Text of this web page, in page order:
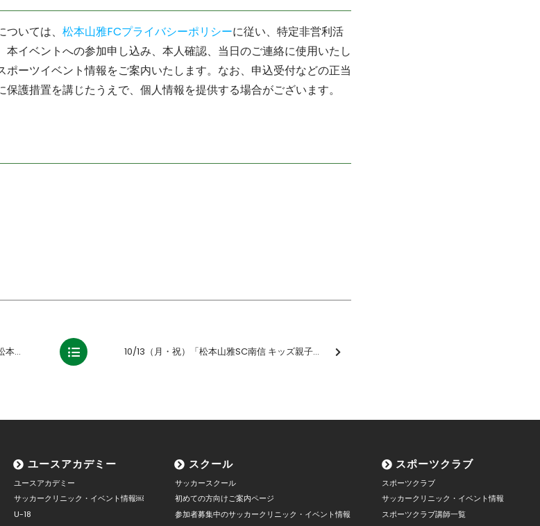
いては、 松本山雅FCプライバシーポリシーに従い、特定非営利活
イベントへの参加申し込み、本人確認、当日のご連絡に使用いたし
ーツイベント情報をご案内いたします。なお、申込受付などの正当
護措置を講じたうえで、個人情報を提供する場合がございます。
知らせ 10/13（月・祝）「松本山雅SC南信 キッズ親子サッカー教室in飯田市」参加者募集のお知らせ
ユースアカデミー
ユースアカデミー
サッカークリニック・イベント情報￼
U-18
スクール
サッカースクール
初めての方向けご案内ページ
参加者募集中のサッカークリニック・イベント情報
スポーツクラブ
スポーツクラブ
サッカークリニック・イベント情報
スポーツクラブ講師一覧